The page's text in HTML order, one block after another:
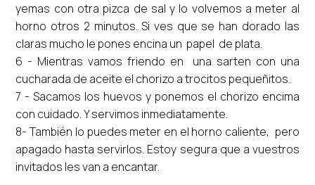
yemas con otra pizca de sal y lo volvemos a meter al
horno otros 2 minutos. Si ves que se han dorado las
claras mucho le pones encina un papel de plata.
6 - Mientras vamos friendo en una sarten con una
cucharada de aceite el chorizo a trocitos pequeñitos.
7 - Sacamos los huevos y ponemos el chorizo encima
con cuidado. Y servimos inmediatamente.
8- También lo puedes meter en el horno caliente, pero
apagado hasta servirlos. Estoy segura que a vuestros
invitados les van a encantar.